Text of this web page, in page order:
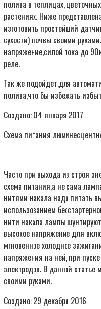
полива в теплицах,
растениях. Ниже
изготовить простейший
сухости) почвы своими
напряжение,силой тока до
реле.
Так же подойдет,для
полива,что бы избежать
Создано: 04 января 2017
Схема питания
Часто при выхода из строя
схема питания,а не сама
нитями накала надо питать
использованием
нити накала лампы
высокое напряжение для
мгновенное холодное
напряжения на ней, при
электродов. В данной
своими руками.
Создано: 29 декабря 2016